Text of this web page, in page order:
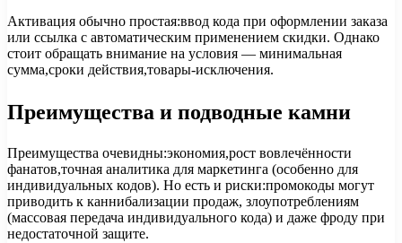
Активация обычно простая:ввод кода при оформлении заказа
или ссылка с автоматическим применением скидки. Однако
стоит обращать внимание на условия — минимальная
сумма,сроки действия,товары-исключения.
Преимущества и подводные камни
Преимущества очевидны:экономия,рост вовлечённости
фанатов,точная аналитика для маркетинга (особенно для
индивидуальных кодов). Но есть и риски:промокоды могут
приводить к каннибализации продаж, злоупотреблениям
(массовая передача индивидуального кода) и даже фроду при
недостаточной защите.